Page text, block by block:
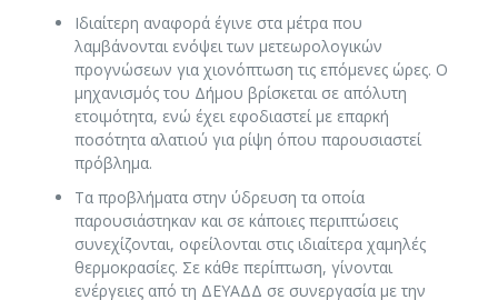
Ιδιαίτερη αναφορά έγινε στα μέτρα που
λαμβάνονται ενόψει των μετεωρολογικών
προγνώσεων για χιονόπτωση τις επόμενες ώρες. Ο
μηχανισμός του Δήμου βρίσκεται σε απόλυτη
ετοιμότητα, ενώ έχει εφοδιαστεί με επαρκή
ποσότητα αλατιού για ρίψη όπου παρουσιαστεί
πρόβλημα.
Τα προβλήματα στην ύδρευση τα οποία
παρουσιάστηκαν και σε κάποιες περιπτώσεις
συνεχίζονται, οφείλονται στις ιδιαίτερα χαμηλές
θερμοκρασίες. Σε κάθε περίπτωση, γίνονται
ενέργειες από τη ΔΕΥΑΔΔ σε συνεργασία με την